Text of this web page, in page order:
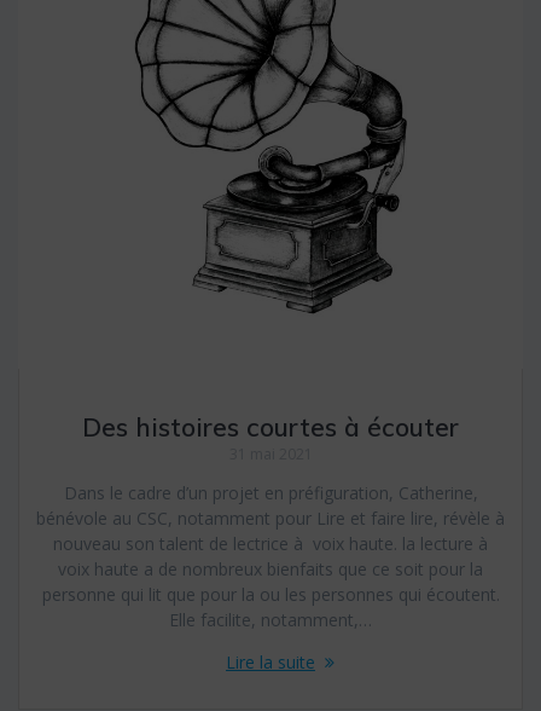
Des histoires courtes à écouter
Dans le cadre d’un projet en préfiguration, Catherine,
bénévole au CSC, notamment pour Lire et faire lire, révèle à
nouveau son talent de lectrice à voix haute. la lecture à
voix haute a de nombreux bienfaits que ce soit pour la
personne qui lit que pour la ou les personnes qui écoutent.
Elle facilite, notamment,…
Lire la suite